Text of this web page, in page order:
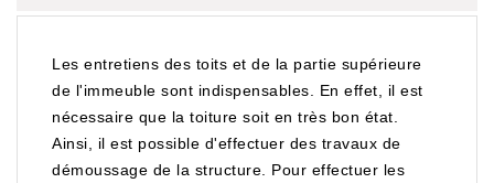
Les entretiens des toits et de la partie supérieure
de l'immeuble sont indispensables. En effet, il est
nécessaire que la toiture soit en très bon état.
Ainsi, il est possible d'effectuer des travaux de
démoussage de la structure. Pour effectuer les